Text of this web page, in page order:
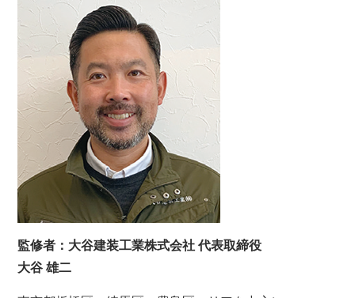
監修者：大谷建装工業株式会社 代表取締役
大谷 雄二